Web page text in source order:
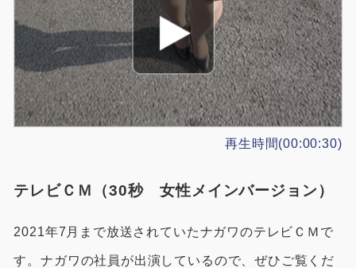
再生時間(00:00:30)
テレビＣＭ（30秒 女性メインバージョン）
2021年7月まで放送されていたナガワのテレビＣＭで
す。ナガワの社員が出演しているので、ぜひご覧くだ